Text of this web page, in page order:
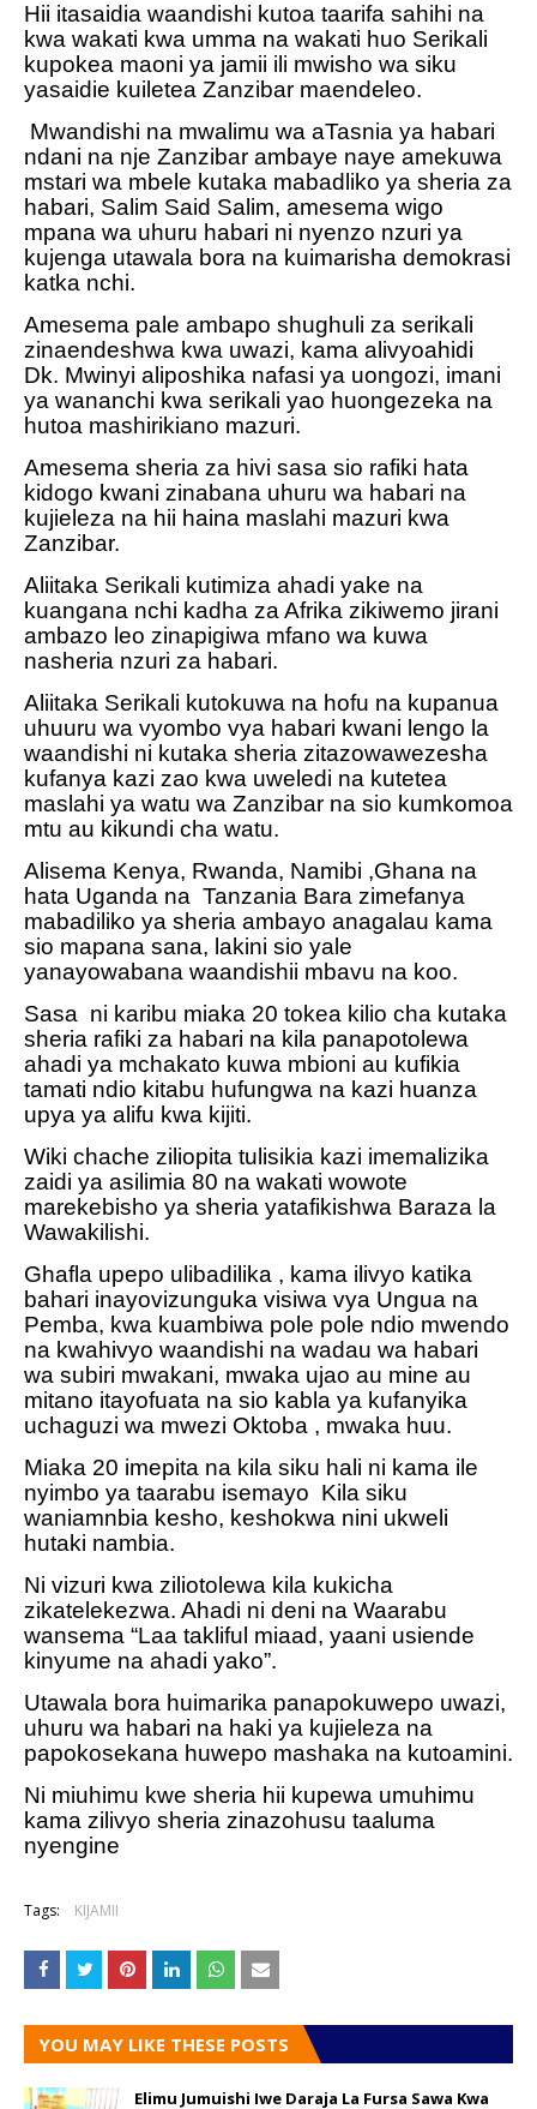
Hii itasaidia waandishi kutoa taarifa sahihi na
kwa wakati kwa umma na wakati huo Serikali
kupokea maoni ya jamii ili mwisho wa siku
yasaidie kuiletea Zanzibar maendeleo.
Mwandishi na mwalimu wa aTasnia ya habari
ndani na nje Zanzibar ambaye naye amekuwa
mstari wa mbele kutaka mabadliko ya sheria za
habari, Salim Said Salim, amesema wigo
mpana wa uhuru habari ni nyenzo nzuri ya
kujenga utawala bora na kuimarisha demokrasi
katka nchi.
Amesema pale ambapo shughuli za serikali
zinaendeshwa kwa uwazi, kama alivyoahidi
Dk. Mwinyi aliposhika nafasi ya uongozi, imani
ya wananchi kwa serikali yao huongezeka na
hutoa mashirikiano mazuri.
Amesema sheria za hivi sasa sio rafiki hata
kidogo kwani zinabana uhuru wa habari na
kujieleza na hii haina maslahi mazuri kwa
Zanzibar.
Aliitaka Serikali kutimiza ahadi yake na
kuangana nchi kadha za Afrika zikiwemo jirani
ambazo leo zinapigiwa mfano wa kuwa
nasheria nzuri za habari.
Aliitaka Serikali kutokuwa na hofu na kupanua
uhuuru wa vyombo vya habari kwani lengo la
waandishi ni kutaka sheria zitazowawezesha
kufanya kazi zao kwa uweledi na kutetea
maslahi ya watu wa Zanzibar na sio kumkomoa
mtu au kikundi cha watu.
Alisema Kenya, Rwanda, Namibi ,Ghana na
hata Uganda na Tanzania Bara zimefanya
mabadiliko ya sheria ambayo anagalau kama
sio mapana sana, lakini sio yale
yanayowabana waandishii mbavu na koo.
Sasa ni karibu miaka 20 tokea kilio cha kutaka
sheria rafiki za habari na kila panapotolewa
ahadi ya mchakato kuwa mbioni au kufikia
tamati ndio kitabu hufungwa na kazi huanza
upya ya alifu kwa kijiti.
Wiki chache ziliopita tulisikia kazi imemalizika
zaidi ya asilimia 80 na wakati wowote
marekebisho ya sheria yatafikishwa Baraza la
Wawakilishi.
Ghafla upepo ulibadilika , kama ilivyo katika
bahari inayovizunguka visiwa vya Ungua na
Pemba, kwa kuambiwa pole pole ndio mwendo
na kwahivyo waandishi na wadau wa habari
wa subiri mwakani, mwaka ujao au mine au
mitano itayofuata na sio kabla ya kufanyika
uchaguzi wa mwezi Oktoba , mwaka huu.
Miaka 20 imepita na kila siku hali ni kama ile
nyimbo ya taarabu isemayo Kila siku
waniamnbia kesho, keshokwa nini ukweli
hutaki nambia.
Ni vizuri kwa ziliotolewa kila kukicha
zikatelekezwa. Ahadi ni deni na Waarabu
wansema “Laa takliful miaad, yaani usiende
kinyume na ahadi yako”.
Utawala bora huimarika panapokuwepo uwazi,
uhuru wa habari na haki ya kujieleza na
papokosekana huwepo mashaka na kutoamini.
Ni miuhimu kwe sheria hii kupewa umuhimu
kama zilivyo sheria zinazohusu taaluma
nyengine
Tags: KIJAMII
YOU MAY LIKE THESE POSTS
Elimu Jumuishi Iwe Daraja La Fursa Sawa Kwa